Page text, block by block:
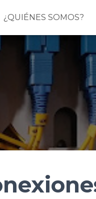
¿QUIÉNES SOMOS?